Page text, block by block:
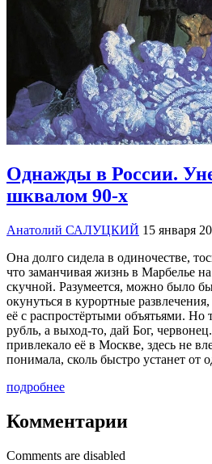
Однажды в России.
шквалом 90-х
Анатолий САЛУЦКИЙ 15 января
Она долго сидела в одиночестве,
что заманчивая жизнь в Марбелье
скучной. Разумеется, можно было
окунуться в курортные
её с распростёртыми объятьями. Но
рубль, а выход-то, дай Бог,
привлекало её в Москве, здесь не
понимала, сколь быстро устанет от
подробнее
Комментарии
Comments are disabled